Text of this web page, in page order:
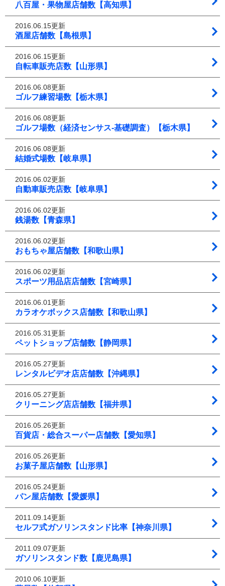
八百屋・果物屋店舗数【高知県】
2016.06.15更新
酒屋店舗数【島根県】
2016.06.15更新
自転車販売店数【山形県】
2016.06.08更新
ゴルフ練習場数【栃木県】
2016.06.08更新
ゴルフ場数（経済センサス‐基礎調査）【栃木県】
2016.06.08更新
結婚式場数【岐阜県】
2016.06.02更新
自動車販売店数【岐阜県】
2016.06.02更新
銭湯数【青森県】
2016.06.02更新
おもちゃ屋店舗数【和歌山県】
2016.06.02更新
スポーツ用品店店舗数【宮崎県】
2016.06.01更新
カラオケボックス店舗数【和歌山県】
2016.05.31更新
ペットショップ店舗数【静岡県】
2016.05.27更新
レンタルビデオ店店舗数【沖縄県】
2016.05.27更新
クリーニング店店舗数【福井県】
2016.05.26更新
百貨店・総合スーパー店舗数【愛知県】
2016.05.26更新
お菓子屋店舗数【山形県】
2016.05.24更新
パン屋店舗数【愛媛県】
2011.09.14更新
セルフ式ガソリンスタンド比率【神奈川県】
2011.09.07更新
ガソリンスタンド数【鹿児島県】
2010.06.10更新